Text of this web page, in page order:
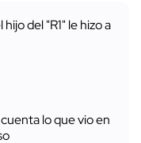
del "R1" le hizo a
lo que vio en